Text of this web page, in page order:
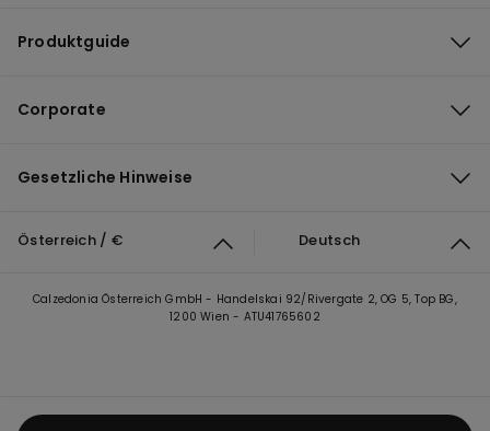
Produktguide
Corporate
Gesetzliche Hinweise
Österreich / € Deutsch
Calzedonia Österreich GmbH - Handelskai 92/Rivergate 2, OG 5, Top BG,
1200 Wien - ATU41765602